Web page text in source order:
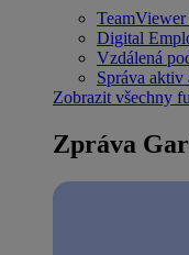
Digital
Vzdálená
Správa aktiv
Zobrazit všechny
Zpráva